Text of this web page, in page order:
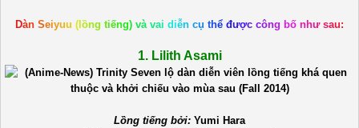
Dàn Seiyuu ( ồng tiếng) và vai d iễn cụ thể được công bố như sau:
1. Lilith Asami
Lồng tiếng bởi: Yumi Hara